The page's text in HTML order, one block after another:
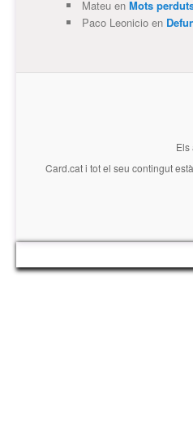
Mateuen Mots
Paco Leonicioen
Els
Card.cati tot el seu contingut